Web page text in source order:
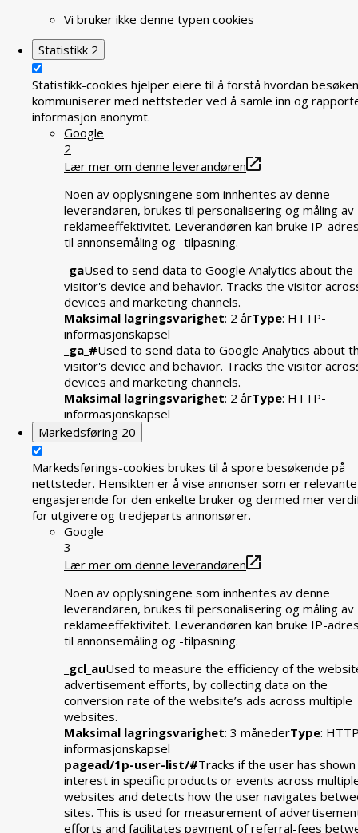
Vi bruker ikke denne typen cookies
Statistikk 2
Statistikk-cookies hjelper eiere til å forstå hvordan
kommuniserer med nettsteder ved å samle inn og
informasjon anonymt.
Google
2
Lær mer om denne leverandøren
Noen av opplysningene som innhentes av denne
leverandøren, brukes til personalisering og måling av
reklameeffektivitet. Leverandøren kan bruke IP-
til annonsemåling og -tilpasning.
_gaUsed to send data to Google Analytics about the
visitor's device and behavior. Tracks the visitor
devices and marketing channels.
Maksimal lagringsvarighet: 2 årType: HTTP-
informasjonskapsel
_ga_#Used to send data to Google Analytics about
visitor's device and behavior. Tracks the visitor
devices and marketing channels.
Maksimal lagringsvarighet: 2 årType: HTTP-
informasjonskapsel
Markedsføring 20
Markedsførings-cookies brukes til å spore besøkende på
nettsteder. Hensikten er å vise annonser som er
engasjerende for den enkelte bruker og dermed mer
for utgivere og tredjeparts annonsører.
Google
3
Lær mer om denne leverandøren
Noen av opplysningene som innhentes av denne
leverandøren, brukes til personalisering og måling av
reklameeffektivitet. Leverandøren kan bruke IP-
til annonsemåling og -tilpasning.
_gcl_auUsed to measure the efficiency of the
advertisement efforts, by collecting data on the
conversion rate of the website’s ads across multiple
websites.
Maksimal lagringsvarighet: 3 månederType:
informasjonskapsel
pagead/1p-user-list/#Tracks if the user has shown
interest in specific products or events across
websites and detects how the user navigates
sites. This is used for measurement of
efforts and facilitates payment of referral-fees